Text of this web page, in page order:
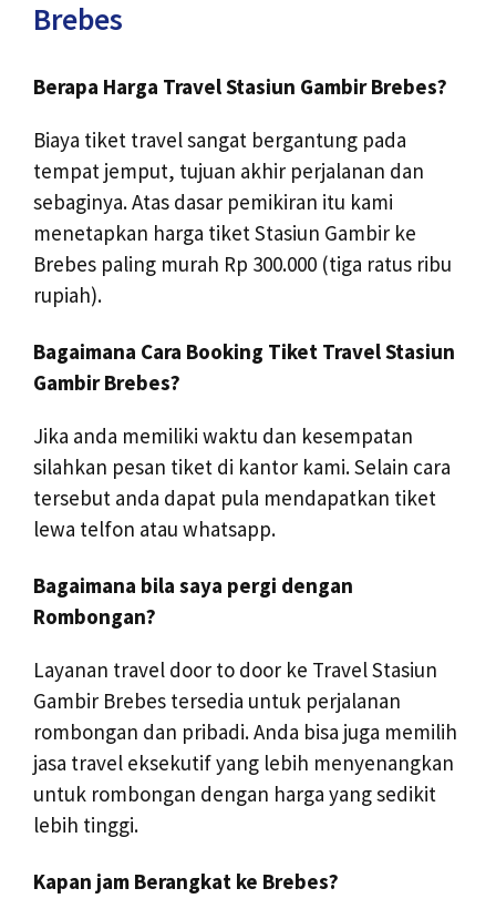
Brebes
Berapa Harga Travel Stasiun Gambir Brebes?
Biaya tiket travel sangat bergantung pada
tempat jemput, tujuan akhir perjalanan dan
sebaginya. Atas dasar pemikiran itu kami
menetapkan harga tiket Stasiun Gambir ke
Brebes paling murah Rp 300.000 (tiga ratus ribu
rupiah).
Bagaimana Cara Booking Tiket Travel Stasiun
Gambir Brebes?
Jika anda memiliki waktu dan kesempatan
silahkan pesan tiket di kantor kami. Selain cara
tersebut anda dapat pula mendapatkan tiket
lewa telfon atau whatsapp.
Bagaimana bila saya pergi dengan
Rombongan?
Layanan travel door to door ke Travel Stasiun
Gambir Brebes tersedia untuk perjalanan
rombongan dan pribadi. Anda bisa juga memilih
jasa travel eksekutif yang lebih menyenangkan
untuk rombongan dengan harga yang sedikit
lebih tinggi.
Kapan jam Berangkat ke Brebes?